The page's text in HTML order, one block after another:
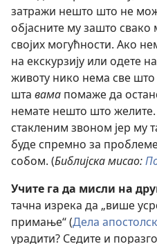
затражи нешто што не
објасните му зашто
својих могућности. Ако
на екскурзију или одете
животу нико нема све
шта вама помаже да
немате нешто што
стакленим звоном јер му
буде спремно за
собом. (Библијска мисао:
Учите га да мисли на
тачна изрека да „више
примање“ (Дела
урадити? Седите и